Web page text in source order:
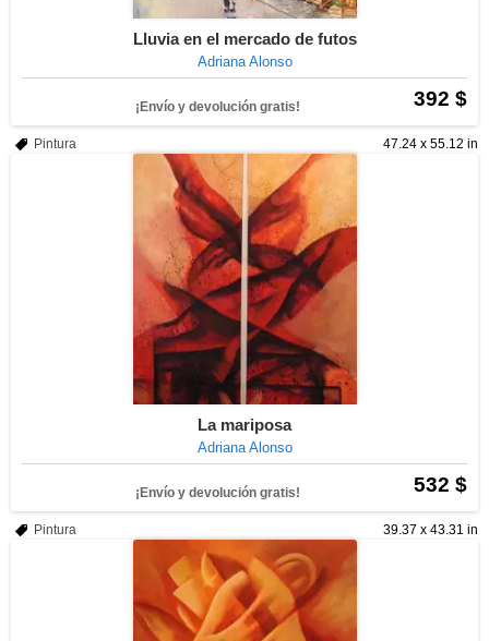
Lluvia en el mercado de futos
Adriana Alonso
392 $
¡Envío y devolución gratis!
47.24 x 55.12 in
Pintura
La mariposa
Adriana Alonso
532 $
¡Envío y devolución gratis!
39.37 x 43.31 in
Pintura